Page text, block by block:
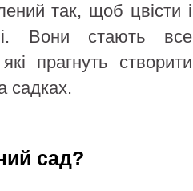
так, щоб цвісти і
Вони стають все
прагнуть створити
садках.
сад?